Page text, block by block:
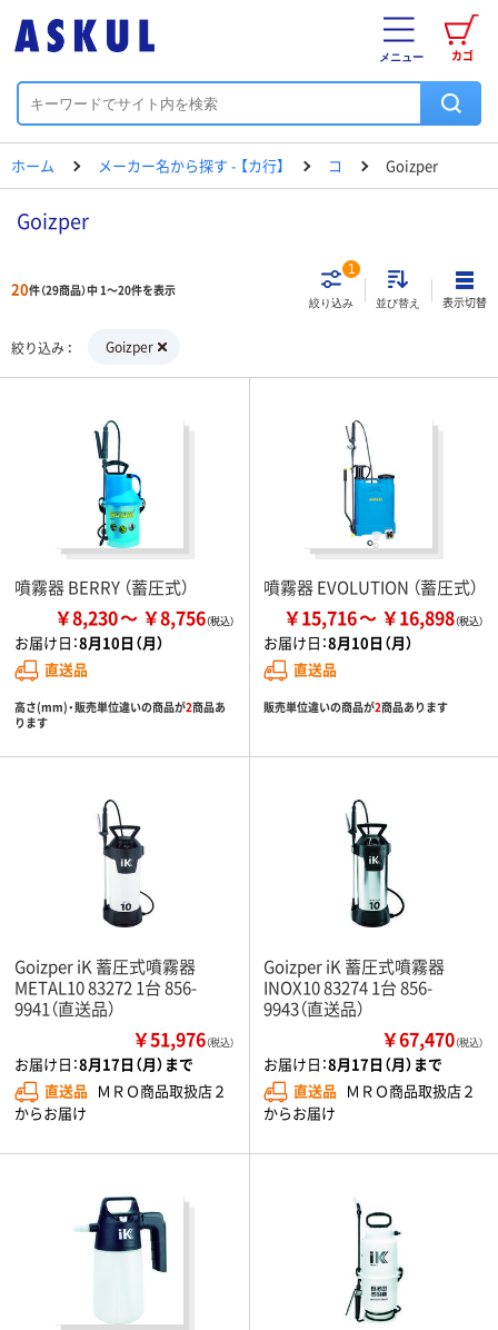
カゴ
メニュー
ホーム メーカー名から探す - 【カ行】 コ Goizper
Goizper
20件（29商品）中 1～20件を表示
絞り込み
1
並び替え 表示切替
絞り込み Goizper
噴霧器 BERRY （蓄圧式）
￥8,230 ￥8,756
お届け日：8月10日（月）
直送品
高さ(mm)・販売単位違いの商品が2商品あ
ります
噴霧器 EVOLUTION （蓄圧式）
￥15,716 ￥16,898
お届け日：8月10日（月）
直送品
販売単位違いの商品が2商品あります
Goizper iK 蓄圧式噴霧器
METAL10 83272 1台 856-
9941（直送品）
￥51,976（税込）
お届け日：8月17日（月）まで
直送品 ＭＲＯ商品取扱店２
からお届け
Goizper iK 蓄圧式噴霧器
INOX10 83274 1台 856-
9943（直送品）
￥67,470（税込）
お届け日：8月17日（月）まで
直送品 ＭＲＯ商品取扱店２
からお届け